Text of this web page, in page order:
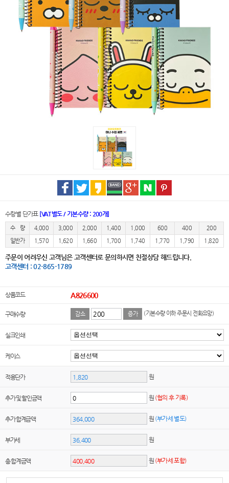
수량별 단가표 [VAT별도 / 기본수량 : 200개]
수 량 4,000 3,000 2,000 1,400 1,000 600 400
200
일반가
1,570 1,620 1,660 1,700 1,740 1,770 1,790 1,820
주문이 어려우신 고객님은 고객센터로 문의하시면 친절상담 해드립니다.
고객센터 : 02-865-1789
상품코드 A826600
구매수량 감소 증가 (기본수량 이하 주문시 전화요망)
실크인쇄
케이스
적용단가 원
추가 및 할인금액 원 (협의 후 기록)
추가 합계금액 원 (부가세 별도)
부가세 원
총 합계금액 원 (부가세 포함)